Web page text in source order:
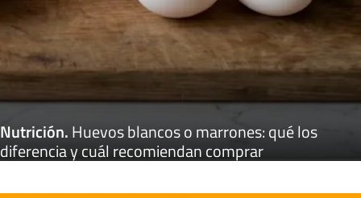
Nutrición.Huevos blancos o marrones: qué los
diferencia y cuál recomiendan comprar